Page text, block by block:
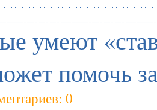
умеют
помочь
0